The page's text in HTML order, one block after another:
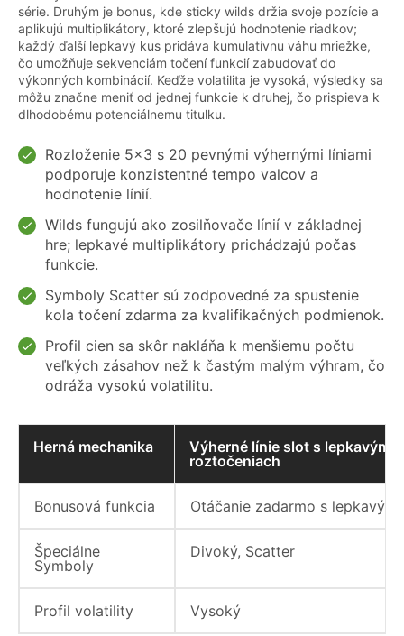
série. Druhým je bonus, kde sticky wilds držia svoje pozície a
aplikujú multiplikátory, ktoré zlepšujú hodnotenie riadkov;
každý ďalší lepkavý kus pridáva kumulatívnu váhu mriežke,
čo umožňuje sekvenciám točení funkcií zabudovať do
výkonných kombinácií. Keďže volatilita je vysoká, výsledky sa
môžu značne meniť od jednej funkcie k druhej, čo prispieva k
dlhodobému potenciálnemu titulku.
Rozloženie 5x3 s 20 pevnými výhernými líniami
podporuje konzistentné tempo valcov a
hodnotenie línií.
Wilds fungujú ako zosilňovače línií v základnej
hre; lepkavé multiplikátory prichádzajú počas
funkcie.
Symboly Scatter sú zodpovedné za spustenie
kola točení zdarma za kvalifikačných podmienok.
Profil cien sa skôr nakláňa k menšiemu počtu
veľkých zásahov než k častým malým výhram, čo
odráža vysokú volatilitu.
Herná mechanika
Výherné línie slot s
roztočeniach
Bonusová funkcia Otáčanie zadarmo s
Špeciálne
Symboly
Divoký, Scatter
Profil volatility Vysoký